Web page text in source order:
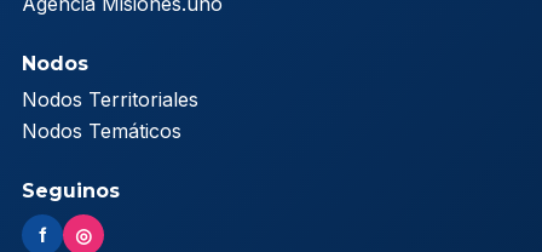
Nodos
Nodos Territoriales
Nodos Temáticos
Seguinos
f ◎